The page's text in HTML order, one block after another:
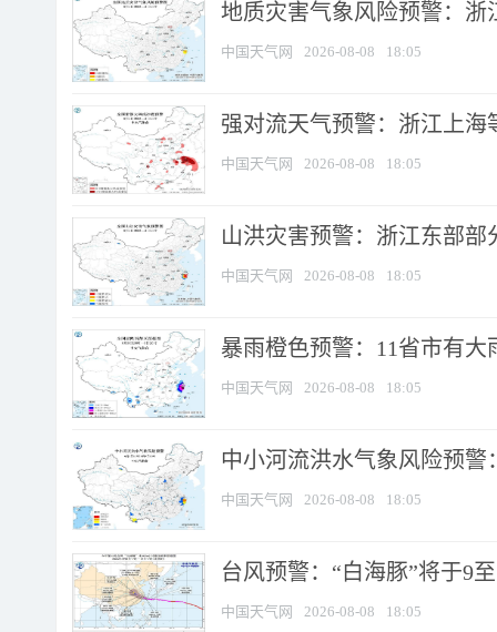
地质灾害气象风险预警：
中国天气网 2026-08-08 18:05
强对流天气预警：浙江上海
中国天气网 2026-08-08 18:05
山洪灾害预警：浙江东部
中国天气网 2026-08-08 18:05
暴雨橙色预警：11省市有
中国天气网 2026-08-08 18:05
中小河流洪水气象风险预
中国天气网 2026-08-08 18:05
台风预警：“白海豚”将于9
中国天气网 2026-08-08 18:05